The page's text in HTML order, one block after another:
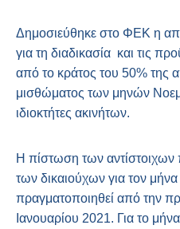
Δημοσιεύθηκε στο ΦΕΚ η
για τη διαδικασία και τις
από το κράτος του 50% της
μισθώματος των μηνών
ιδιοκτήτες ακινήτων.
Η πίστωση των
των δικαιούχων για τον
πραγματοποιηθεί από την
Ιανουαρίου 2021. Για το